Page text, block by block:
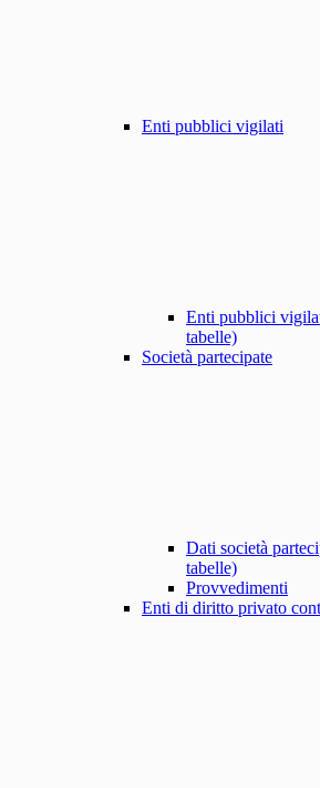
Enti pubblici vigilati
Enti pubblici
tabelle)
Società partecipate
Dati società
tabelle)
Provvedimenti
Enti di diritto privato